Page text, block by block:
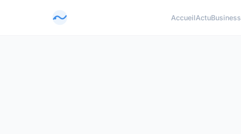
AccueilActuBusiness